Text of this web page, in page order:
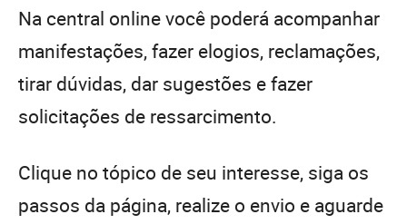
Na central online você poderá acompanhar
manifestações, fazer elogios, reclamações,
tirar dúvidas, dar sugestões e fazer
solicitações de ressarcimento.
Clique no tópico de seu interesse, siga os
passos da página, realize o envio e aguarde